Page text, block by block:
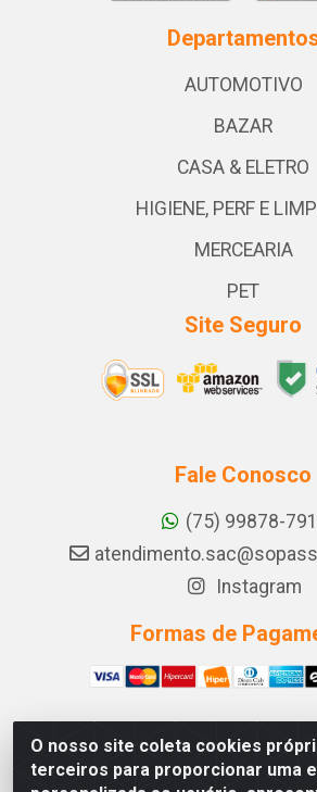
O nosso site coleta cookies
terceiros para proporcionar uma
AUTOMOTIVO
BAZAR
CASA & ELETRO
HIGIENE, PERF E
MERCEARIA
PET
Site Seguro
Fale Conosco
(75) 99878-
Instagram
Formas de
A PINA DOS SANTOS DELEZZOTTE
233, 27 - ZONA RURAL, ITABERABA/